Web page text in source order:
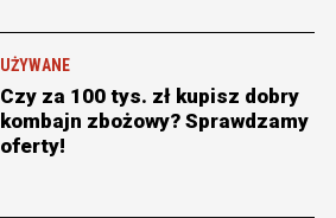
UŻYWANE
Czy za 100 tys. zł kupisz dobry
kombajn zbożowy? Sprawdzamy
oferty!